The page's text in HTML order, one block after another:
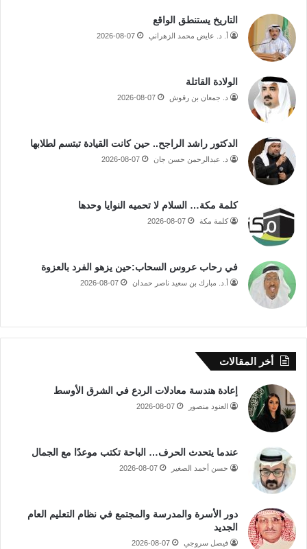
التاريخ يستنطق الواقع
أ. د. عايض محمد الزهراني 2026-08-07
الولادة القاتلة
د. جمعان بن رقوش 2026-08-07
الدكتور راشد الراجح.. حين كانت القيادة تبتسم لطلابها
د. عبدالرحمن حسن جان 2026-08-07
كلمة مكة… السلام لا تحميه النوايا وحدها
كلمة مكة 2026-08-07
في رحاب عروس السحاب:حين يزهو الفرد بالعزوة
أ.د. مبارك بن سعيد ناصر حمدان 2026-08-07
أخر المقالات
إعادة هندسة معادلات الردع في الشرق الأوسط
العنود منصور 2026-08-07
عندما يتحدث الحرف… الباحة تكتب موعدًا مع الجمال
حسن أحمد الصغير 2026-08-07
دور الأسرة والمدرسة والمجتمع في نظام التعليم العام
الجديد
فيصل سروجي 2026-08-07